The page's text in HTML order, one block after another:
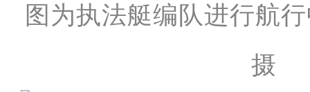
图为执法艇编队进行航
摄